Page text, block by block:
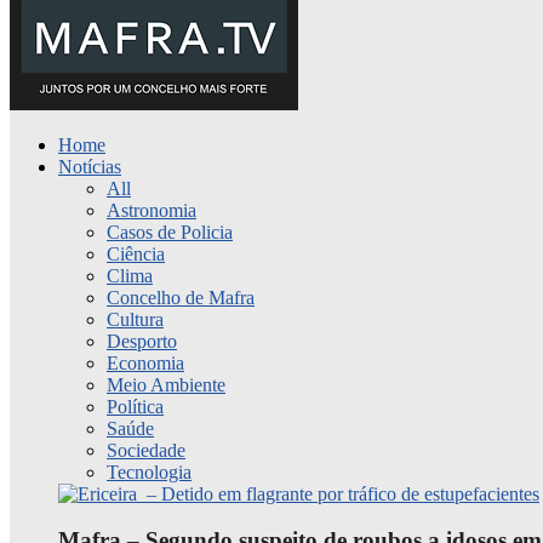
Home
Notícias
All
Astronomia
Casos de Policia
Ciência
Clima
Concelho de Mafra
Cultura
Desporto
Economia
Meio Ambiente
Política
Saúde
Sociedade
Tecnologia